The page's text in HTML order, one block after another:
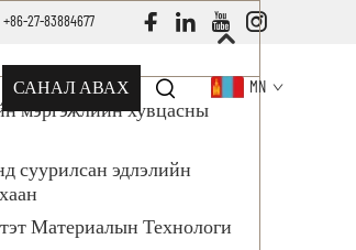
+86-27-83884677
САНАЛ АВАХ MN
мэргэжлийн хувцасны
суурилсан эдлэлийн
Материалын Технологи